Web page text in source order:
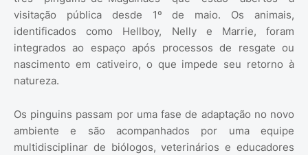
visitação pública desde 1º de maio. Os animais,
identificados como Hellboy, Nelly e Marrie, foram
integrados ao espaço após processos de resgate ou
nascimento em cativeiro, o que impede seu retorno à
natureza.
Os pinguins passam por uma fase de adaptação no novo
ambiente e são acompanhados por uma equipe
multidisciplinar de biólogos, veterinários e educadores